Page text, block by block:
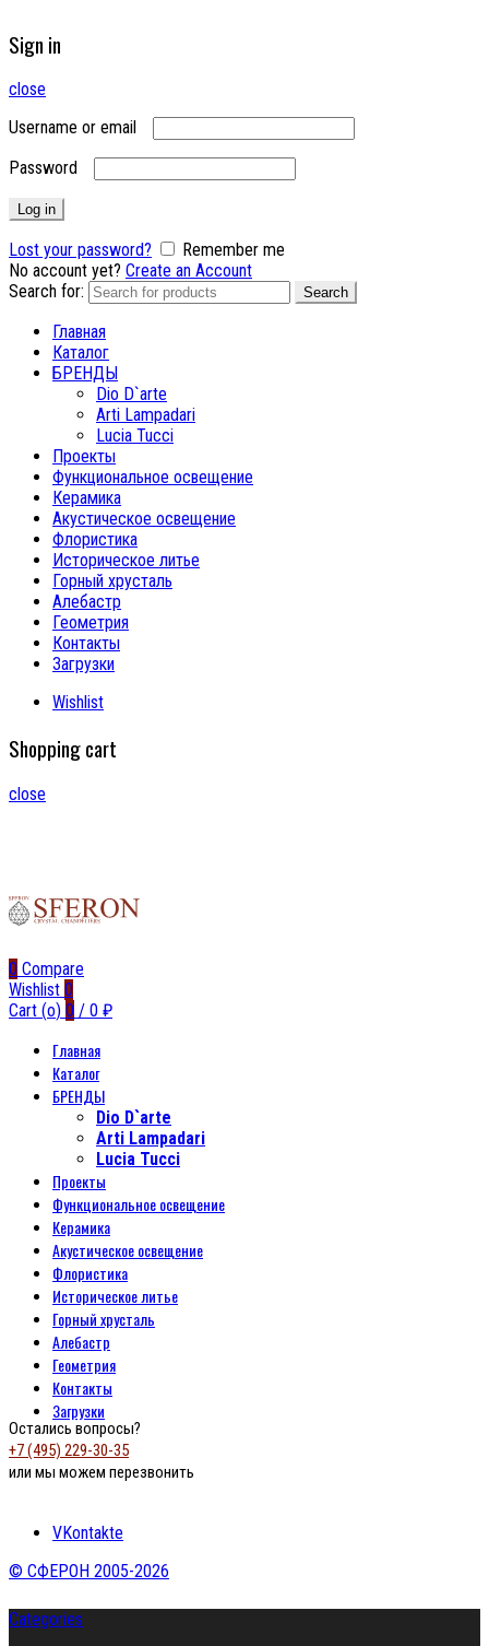
Sign in
close
Username or email
Password
Log in
Lost your password?
Remember me
No account yet? Create an Account
Search for:
Search
Главная
Каталог
БРЕНДЫ
Dio D`arte
Arti Lampadari
Lucia Tucci
Проекты
Функциональное освещение
Керамика
Акустическое освещение
Флористика
Историческое литье
Горный хрусталь
Алебастр
Геометрия
Контакты
Загрузки
Wishlist
Shopping cart
close
0 Compare
Wishlist 0
Cart (o) 0 / 0 ₽
Главная
Каталог
БРЕНДЫ
Dio D`arte
Arti Lampadari
Lucia Tucci
Проекты
Функциональное освещение
Керамика
Акустическое освещение
Флористика
Историческое литье
Горный хрусталь
Алебастр
Геометрия
Контакты
Загрузки
Остались вопросы?
+7 (495) 229-30-35
или мы можем перезвонить
VKontakte
© СФЕРОН 2005-2026
Categories